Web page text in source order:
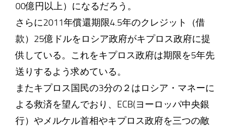
00億円以上）になるだろう。
さらに2011年償還期限4.5年のクレジット（借
款）25億ドルをロシア政府がキプロス政府に提
供している。これをキプロス政府は期限を5年先
送りするよう求めている。
またキプロス国民の3分の２はロシア・マネーに
よる救済を望んでおり、ECB(ヨーロッパ中央銀
行）やメルケル首相やキプロス政府を三つの敵